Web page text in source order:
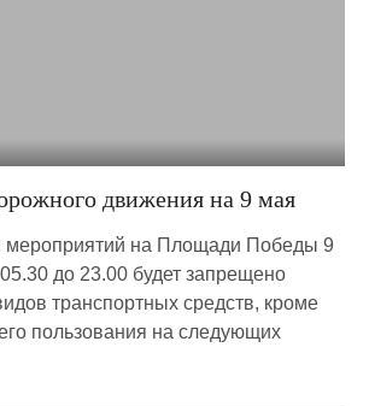
движения на 9 мая
мероприятий на Площади Победы 9
до 23.00 будет запрещено
транспортных средств, кроме
пользования на следующих